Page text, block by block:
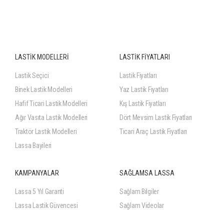
LASTİK MODELLERİ
Lastik Seçici
Binek Lastik Modelleri
Hafif Ticari Lastik Modelleri
Ağır Vasıta Lastik Modelleri
Traktör Lastik Modelleri
Lassa Bayileri
LASTİK FİYATLARI
Lastik Fiyatları
Yaz Lastik Fiyatları
Kış Lastik Fiyatları
Dört Mevsim Lastik Fiyatları
Ticari Araç Lastik Fiyatları
KAMPANYALAR
Lassa 5 Yıl Garanti
Lassa Lastik Güvencesi
SAĞLAMSA LASSA
Sağlam Bilgiler
Sağlam Videolar